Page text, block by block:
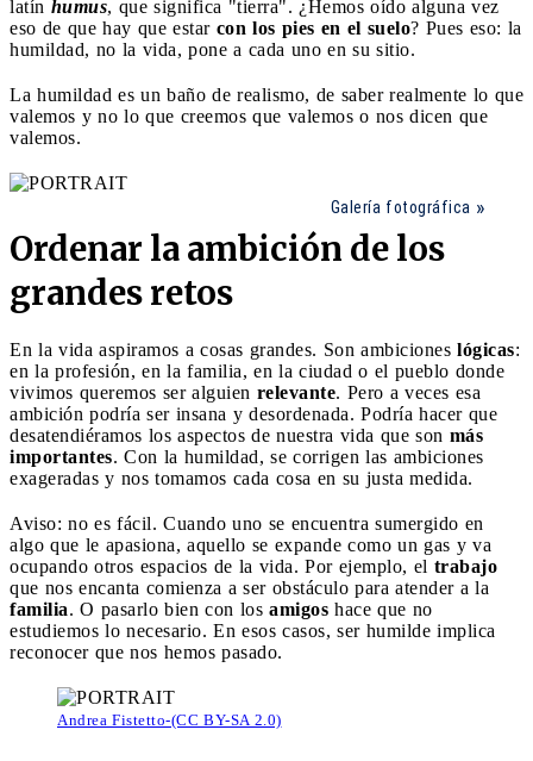
latín humus, que significa "tierra". ¿Hemos oído alguna vez
eso de que hay que estar con los pies en el suelo? Pues eso: la
humildad, no la vida, pone a cada uno en su sitio.
La humildad es un baño de realismo, de saber realmente lo que
valemos y no lo que creemos que valemos o nos dicen que
valemos.
Galería fotográfica
Ordenar la ambición de los
grandes retos
En la vida aspiramos a cosas grandes. Son ambiciones lógicas:
en la profesión, en la familia, en la ciudad o el pueblo donde
vivimos queremos ser alguien relevante. Pero a veces esa
ambición podría ser insana y desordenada. Podría hacer que
desatendiéramos los aspectos de nuestra vida que son más
importantes. Con la humildad, se corrigen las ambiciones
exageradas y nos tomamos cada cosa en su justa medida.
Aviso: no es fácil. Cuando uno se encuentra sumergido en
algo que le apasiona, aquello se expande como un gas y va
ocupando otros espacios de la vida. Por ejemplo, el trabajo
que nos encanta comienza a ser obstáculo para atender a la
familia. O pasarlo bien con los amigos hace que no
estudiemos lo necesario. En esos casos, ser humilde implica
reconocer que nos hemos pasado.
Andrea Fistetto-(CC BY-SA 2.0)